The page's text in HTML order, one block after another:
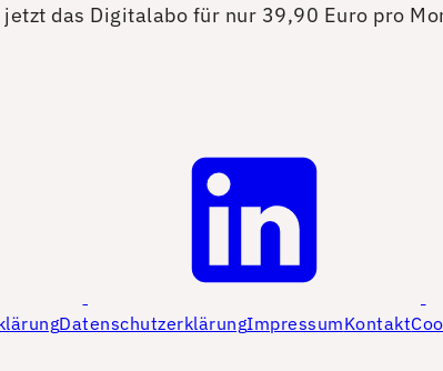
das Digitalabo für nur 39,90 Euro pro
DatenschutzerklärungImpressumKontakt